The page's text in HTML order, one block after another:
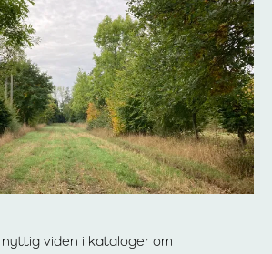
viden i kataloger om